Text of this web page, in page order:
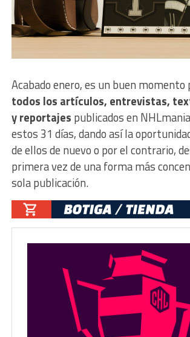
Acabado enero, es un buen momento
todos los artículos, entrevistas,
y reportajes publicados en
estos 31 días, dando así la
de ellos de nuevo o por el contrario,
primera vez de una forma más
sola publicación.